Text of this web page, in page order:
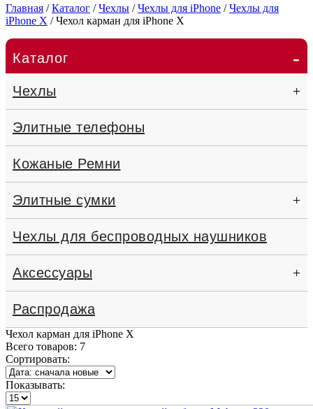
Главная /Каталог /Чехлы /Чехлы для iPhone /Чехлы для
iPhone X /Чехол карман для iPhone X
Каталог -
Чехлы +
Элитные телефоны
Кожаные Ремни
Элитные сумки +
Чехлы для беспроводных наушников
Аксессуары +
Распродажа
Чехол карман для iPhone X
Всего товаров: 7
Сортировать:
Показывать: